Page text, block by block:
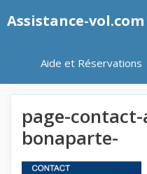
auAssistance-vol.com
Aide et Réservations
page-
bonaparte-